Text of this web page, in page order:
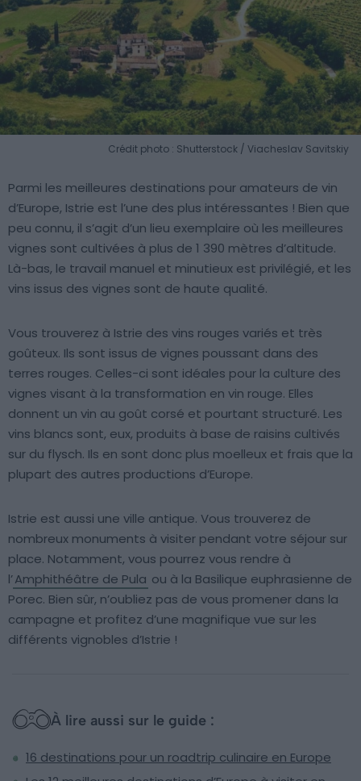
Crédit photo : Shutterstock / Viacheslav Savitskiy
Parmi les meilleures destinations pour amateurs de vin
d’Europe, Istrie est l’une des plus intéressantes ! Bien que
peu connu, il s’agit d’un lieu exemplaire où les meilleures
vignes sont cultivées à plus de 1 390 mètres d’altitude.
Là-bas, le travail manuel et minutieux est privilégié, et les
vins issus des vignes sont de haute qualité.
Vous trouverez à Istrie des vins rouges variés et très
goûteux. Ils sont issus de vignes poussant dans des
terres rouges. Celles-ci sont idéales pour la culture des
vignes visant à la transformation en vin rouge. Elles
donnent un vin au goût corsé et pourtant structuré. Les
vins blancs sont, eux, produits à base de raisins cultivés
sur du flysch. Ils en sont donc plus moelleux et frais que la
plupart des autres productions d’Europe.
Istrie est aussi une ville antique. Vous trouverez de
nombreux monuments à visiter pendant votre séjour sur
place. Notamment, vous pourrez vous rendre à
l’Amphithéâtre de Pula ou à la Basilique euphrasienne de
Porec. Bien sûr, n’oubliez pas de vous promener dans la
campagne et profitez d’une magnifique vue sur les
différents vignobles d’Istrie !
À lire aussi sur le guide :
16 destinations pour un roadtrip culinaire en Europe